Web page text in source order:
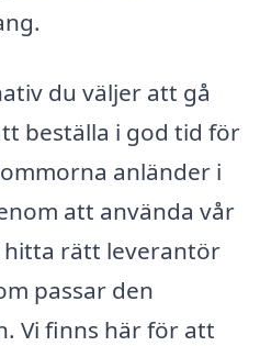
du väljer att gå
beställa i god tid för
anländer i
att använda vår
hitta rätt leverantör
passar den
Vi finns här för att